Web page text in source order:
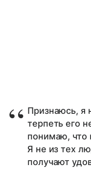
Признаюсь, я
терпеть его
понимаю, что
Я не из тех
получают